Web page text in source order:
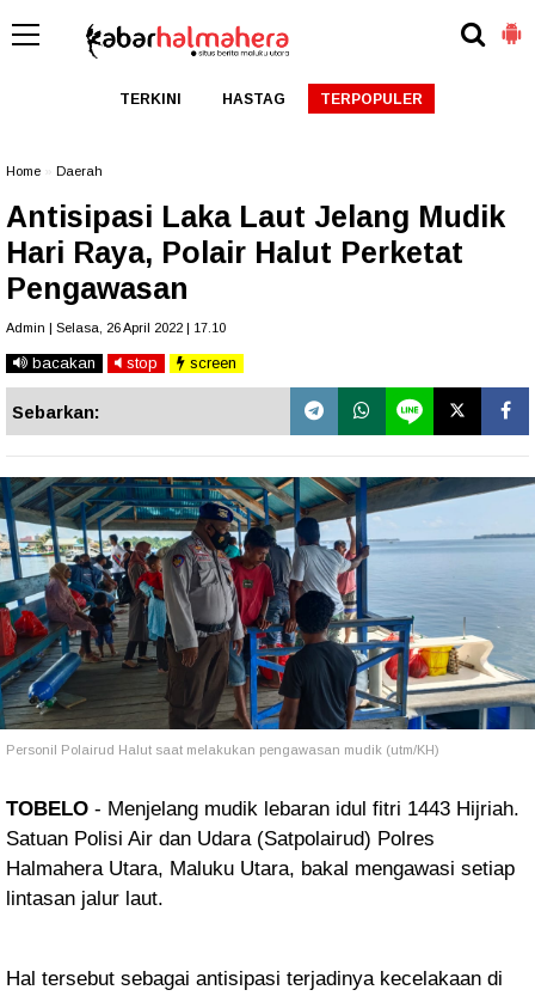
TERKINI HASTAG TERPOPULER
Home Daerah
Antisipasi Laka Laut Jelang Mudik
Hari Raya, Polair Halut Perketat
Pengawasan
Admin | Selasa, 26 April 2022 | 17.10
bacakan stop screen
Sebarkan:
Personil Polairud Halut saat melakukan pengawasan mudik (utm/KH)
TOBELO - Menjelang mudik lebaran idul fitri 1443 Hijriah.
Satuan Polisi Air dan Udara (Satpolairud) Polres
Halmahera Utara, Maluku Utara, bakal mengawasi setiap
lintasan jalur laut.
Hal tersebut sebagai antisipasi terjadinya kecelakaan di